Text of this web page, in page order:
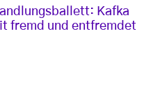
Kafka
fremd und entfremdet